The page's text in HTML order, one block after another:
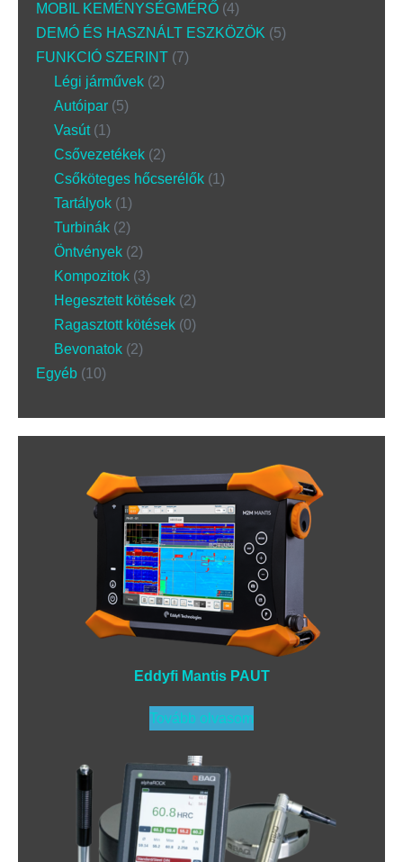
MOBIL KEMÉNYSÉGMÉRŐ 4
DEMÓ ÉS HASZNÁLT ESZKÖZÖK
5
FUNKCIÓ SZERINT 7
Légi járművek 2
Autóipar 5
Vasút 1
Csővezetékek 2
Csőköteges hőcserélők 1
Tartályok 1
Turbinák 2
Öntvények 2
Kompozitok 3
Hegesztett kötések 2
Ragasztott kötések 0
Bevonatok 2
Egyéb 10
Eddyfi Mantis PAUT
Tovább olvasom